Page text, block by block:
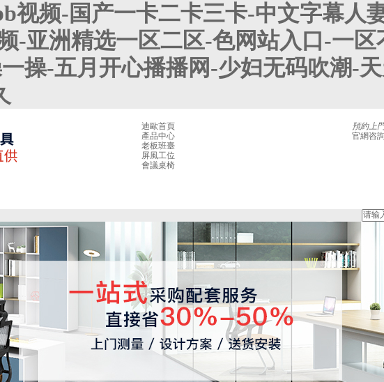
视频-国产一卡二卡三卡-中文字幕人
-亚洲精选一区二区-色网站入口-一
操-五月开心播播网-少妇无码吹潮-
預約上
官網咨
迪歐首頁
產品中心
老板班臺
屏風工位
會議桌椅